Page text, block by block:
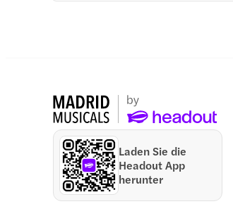
Laden Sie die
Headout App
herunter